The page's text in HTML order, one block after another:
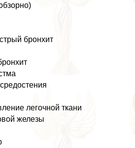
бронхит
легочной ткани
железы